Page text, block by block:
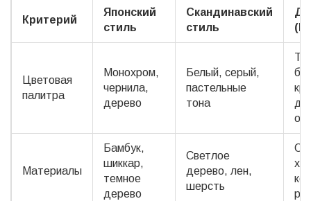
Критерий
Японский
стиль
Скандинавский
стиль
Цветовая
палитра
Монохром,
чернила,
дерево
Белый, серый,
пастельные
тона
Материалы
Бамбук,
шиккар,
темное
дерево
Светлое
дерево, лен,
шерсть